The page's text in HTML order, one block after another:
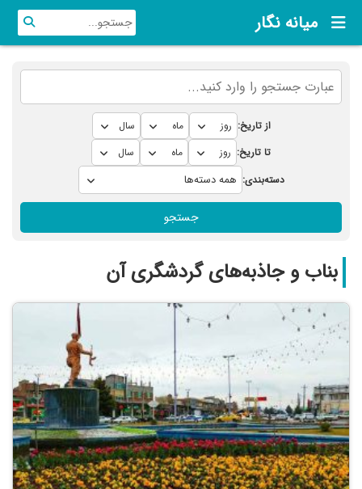
میانه نگار
از تاریخ:
تا تاریخ:
دسته‌بندی:
جستجو
بناب و جاذبه‌های گردشگری آن